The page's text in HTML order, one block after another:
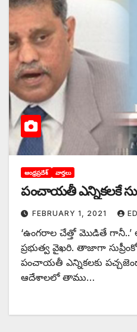
ఆంధ్రప్రదేశ్ వార్తలు
పంచాయతీ ఎన్నికలకే
FEBRUARY 1, 2021
‘ఉంగరాల చేత్తో మొడితే గానీ..’
‌ప్రభుత్వ వైఖరి. తాజాగా
పంచాయతీ ఎన్నికలకు
ఆదేశాలలో తాము…